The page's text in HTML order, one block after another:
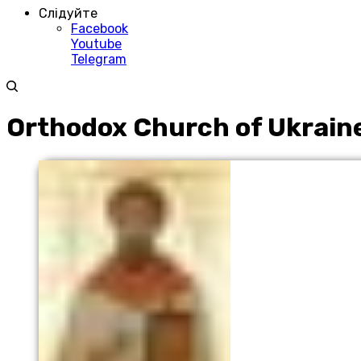
Слідуйте
Facebook
Youtube
Telegram
Orthodox Church of